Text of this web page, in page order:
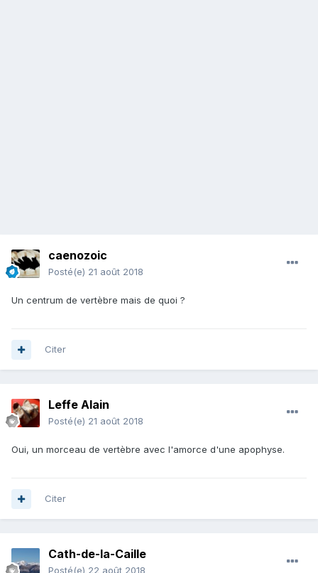
caenozoic
Posté(e) 21 août 2018
Un centrum de vertèbre mais de quoi ?
Citer
Leffe Alain
Posté(e) 21 août 2018
Oui, un morceau de vertèbre avec l'amorce d'une apophyse.
Citer
Cath-de-la-Caille
Posté(e) 22 août 2018